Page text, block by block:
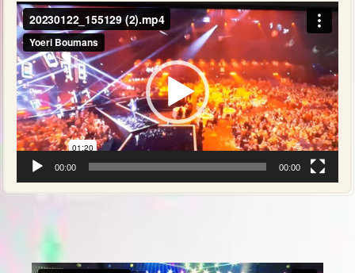
Videospeler
00:00 00:00